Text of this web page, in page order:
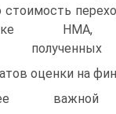
полученных
оценки на